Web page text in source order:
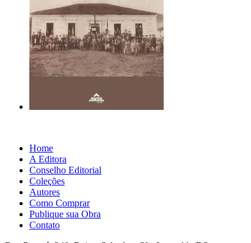
Home
A Editora
Conselho Editorial
Coleções
Autores
Como Comprar
Publique sua Obra
Contato